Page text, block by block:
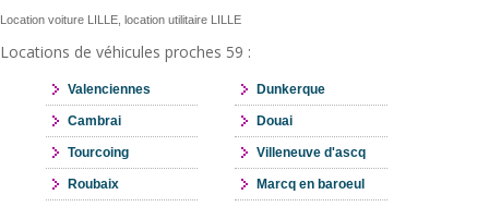
Location voiture LILLE, location utilitaire LILLE
Locations de véhicules proches 59 :
Valenciennes Dunkerque
Cambrai Douai
Tourcoing Villeneuve d'ascq
Roubaix Marcq en baroeul